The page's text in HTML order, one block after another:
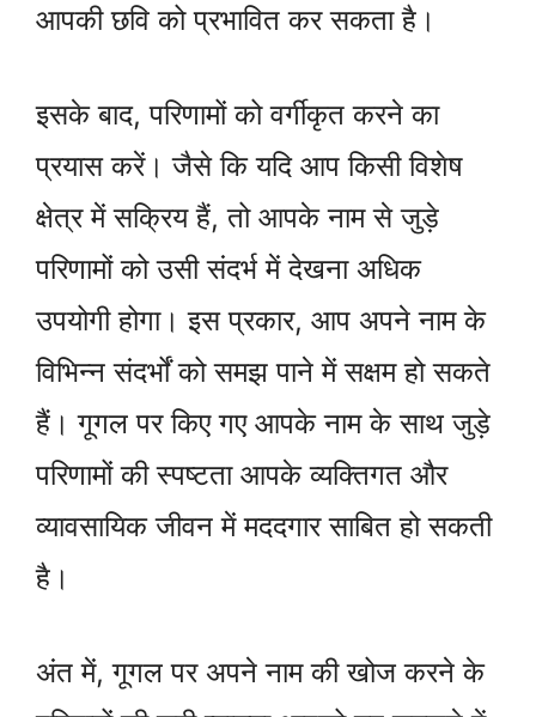
आपकी छवि को प्रभावित कर सकता है।
इसके बाद, परिणामों को वर्गीकृत करने का
प्रयास करें। जैसे कि यदि आप किसी विशेष
क्षेत्र में सक्रिय हैं, तो आपके नाम से जुड़े
परिणामों को उसी संदर्भ में देखना अधिक
उपयोगी होगा। इस प्रकार, आप अपने नाम के
विभिन्न संदर्भों को समझ पाने में सक्षम हो सकते
हैं। गूगल पर किए गए आपके नाम के साथ जुड़े
परिणामों की स्पष्टता आपके व्यक्तिगत और
व्यावसायिक जीवन में मददगार साबित हो सकती
है।
अंत में, गूगल पर अपने नाम की खोज करने के